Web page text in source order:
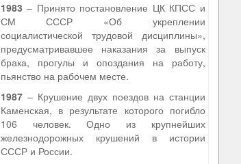
1983 – Принято постановление ЦК КПСС и
СМ СССР «Об укреплении
социалистической трудовой дисциплины»,
предусматривавшее наказания за выпуск
брака, прогулы и опоздания на работу,
пьянство на рабочем месте.
1987– Крушение двух поездов на станции
Каменская, в результате которого погибло
106 человек. Одно из крупнейших
железнодорожных крушений в истории
СССР и России.